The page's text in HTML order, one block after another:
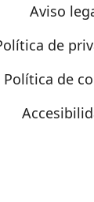
Aviso
de
Política de